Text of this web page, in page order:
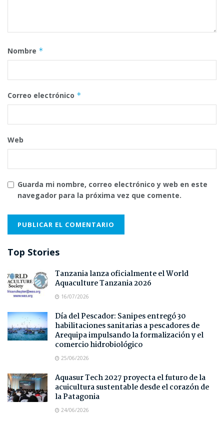
Nombre *
Correo electrónico *
Web
Guarda mi nombre, correo electrónico y web en este
navegador para la próxima vez que comente.
Top Stories
Tanzania lanza oficialmente el World
Aquaculture Tanzania 2026
16/07/2026
Día del Pescador: Sanipes entregó 30
habilitaciones sanitarias a pescadores de
Arequipa impulsando la formalización y el
comercio hidrobiológico
25/06/2026
Aquasur Tech 2027 proyecta el futuro de la
acuicultura sustentable desde el corazón de
la Patagonia
24/06/2026